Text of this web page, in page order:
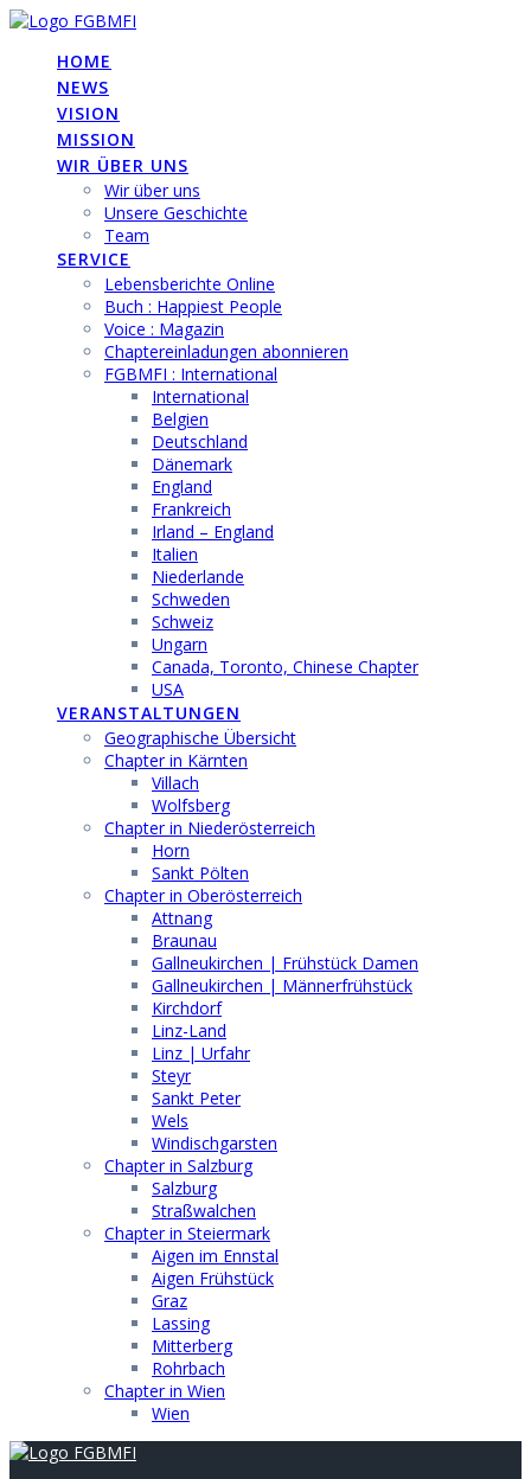
Skip
contentHOME
NEWS
VISION
MISSION
WIR ÜBER UNS
Wir über uns
Unsere Geschichte
Team
SERVICE
Lebensberichte Online
Buch : Happiest People
Voice : Magazin
Chaptereinladungen abonnieren
FGBMFI : International
International
Belgien
Deutschland
Dänemark
England
Frankreich
Irland – England
Italien
Niederlande
Schweden
Schweiz
Ungarn
Canada, Toronto, Chinese Chapter
USA
VERANSTALTUNGEN
Geographische Übersicht
Chapter in Kärnten
Villach
Wolfsberg
Chapter in Niederösterreich
Horn
Sankt Pölten
Chapter in Oberösterreich
Attnang
Braunau
Gallneukirchen | Frühstück Damen
Gallneukirchen | Männerfrühstück
Kirchdorf
Linz-Land
Linz | Urfahr
Steyr
Sankt Peter
Wels
Windischgarsten
Chapter in Salzburg
Salzburg
Straßwalchen
Chapter in Steiermark
Aigen im Ennstal
Aigen Frühstück
Graz
Lassing
Mitterberg
Rohrbach
Chapter in Wien
Wien